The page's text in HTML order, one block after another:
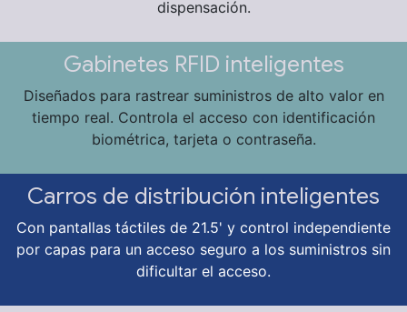
dispensación.
Gabinetes RFID inteligentes
Diseñados para rastrear suministros de alto valor en
tiempo real. Controla el acceso con identificación
biométrica, tarjeta o contraseña.
Carros de distribución inteligentes
Con pantallas táctiles de 21.5' y control independiente
por capas para un acceso seguro a los suministros sin
dificultar el acceso.